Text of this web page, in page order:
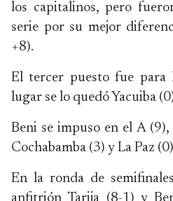
los capitalinos, pero
serie por su mejor
+8).
El tercer puesto fue
lugar se lo quedó Yacuiba
Beni se impuso en el A
Cochabamba (3) y La Paz
En la ronda de
anfitrión Tarija (8-1) y